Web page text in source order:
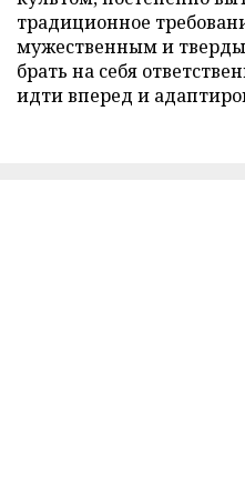
традиционное
мужественным и
брать на себя
идти вперед и